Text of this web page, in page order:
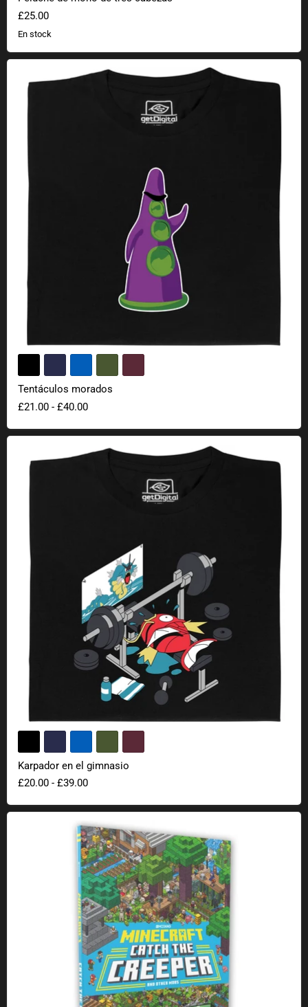
£25.00
En stock
Tentáculos morados
Tentáculos morados
£21.00 - £40.00
Karpador en el gimnasio
Karpador en el gimnasio
£20.00 - £39.00
Minecraft Atrapa al Sigiloso Libro de Objetos Ocultos